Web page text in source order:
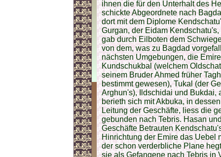
ihnen die für den Unterhalt des
schickte Abgeordnete nach
dort mit dem Diplome
Gurgan, der Eidam
gab durch Eilboten dem
von dem, was zu Bagdad
nächsten Umgebungen, die
Kundschukbal (welchem
seinem Bruder Ahmed früher
bestimmt gewesen), Tukal (der
Arghun's), Ildschidai und Bukdai,
berieth sich mit Akbuka, in
Leitung der Geschäfte, liess die
gebunden nach Tebris. Hasan
Geschäfte Betrauten
Hinrichtung der Emire das Uebel
der schon verderbliche Plane
sie als Gefangene nach Tebris in